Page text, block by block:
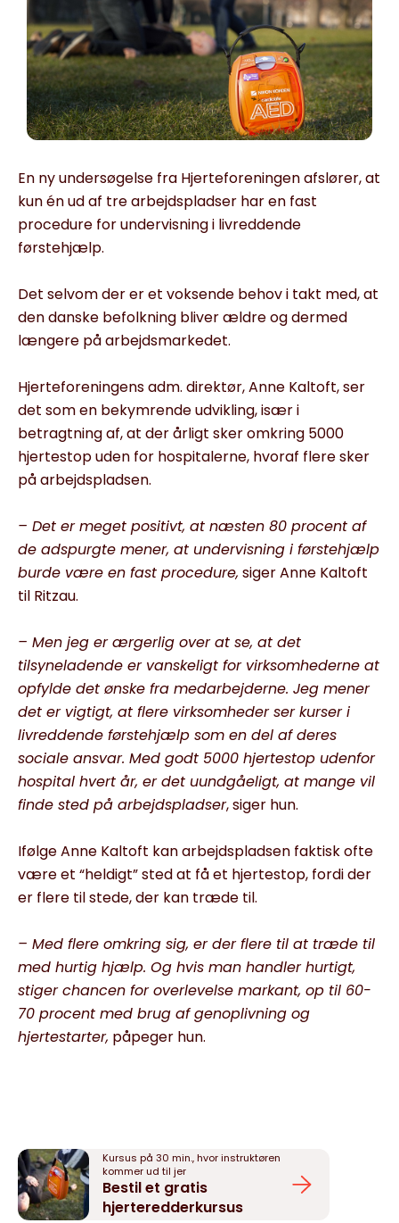
En ny undersøgelse fra Hjerteforeningen afslører, at
kun én ud af tre arbejdspladser har en fast
procedure for undervisning i livreddende
førstehjælp.
Det selvom der er et voksende behov i takt med, at
den danske befolkning bliver ældre og dermed
længere på arbejdsmarkedet.
Hjerteforeningens adm. direktør, Anne Kaltoft, ser
det som en bekymrende udvikling, især i
betragtning af, at der årligt sker omkring 5000
hjertestop uden for hospitalerne, hvoraf flere sker
på arbejdspladsen.
– Det er meget positivt, at næsten 80 procent af
de adspurgte mener, at undervisning i førstehjælp
burde være en fast procedure, siger Anne Kaltoft
til Ritzau.
– Men jeg er ærgerlig over at se, at det
tilsyneladende er vanskeligt for virksomhederne at
opfylde det ønske fra medarbejderne. Jeg mener
det er vigtigt, at flere virksomheder ser kurser i
livreddende førstehjælp som en del af deres
sociale ansvar. Med godt 5000 hjertestop udenfor
hospital hvert år, er det uundgåeligt, at mange vil
finde sted på arbejdspladser, siger hun.
Ifølge Anne Kaltoft kan arbejdspladsen faktisk ofte
være et “heldigt” sted at få et hjertestop, fordi der
er flere til stede, der kan træde til.
– Med flere omkring sig, er der flere til at træde til
med hurtig hjælp. Og hvis man handler hurtigt,
stiger chancen for overlevelse markant, op til 60-
70 procent med brug af genoplivning og
hjertestarter, påpeger hun.
Kursus på 30 min., hvor instruktøren
kommer ud til jer
Bestil et gratis
hjerteredderkursus